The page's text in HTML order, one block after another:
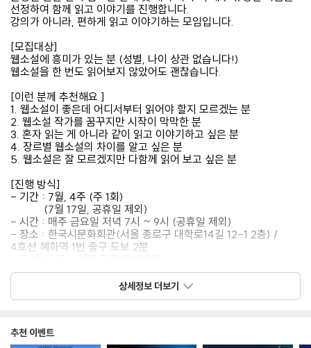
선정하여 함께 읽고 이야기를 진행합니다.
강의가 아니라, 편하게 읽고 이야기하는 모임입니다.
[모집대상]
웹소설에 흥미가 있는 분 (성별, 나이 상관 없습니다!)
웹소설을 한 번도 읽어보지 않았어도 괜찮습니다.
[이런 분께 추천해요.]
1. 웹소설이 좋은데 어디서부터 읽어야 할지 모르겠는 분
2. 웹소설 작가를 꿈꾸지만 시작이 막막한 분
3. 혼자 읽는 게 아니라 같이 읽고 이야기하고 싶은 분
4. 장르별 웹소설의 차이를 알고 싶은 분
5. 웹소설은 잘 모르겠지만 다함께 읽어 보고 싶은 분
[진행 방식]
- 기간 : 7월, 4주 (주 1회)
(7월 17일, 공휴일 제외)
- 시간 : 매주 금요일 저녁 7시 ~ 9시 (공휴일 제외)
- 장소 : 한국시문화회관(서울 종로구 대학로14길 12-1 2층) /
4호선 혜화역 1번 출구 도보 2분
1시간 : 읽은 내용을 바탕으로 자기 의견 이야기하기
[읽을 장르 (주차별)]
1주차 :
여성향/ 미친 남주들과 같은 반이 되었다
상세정보 더보기
추천 이벤트